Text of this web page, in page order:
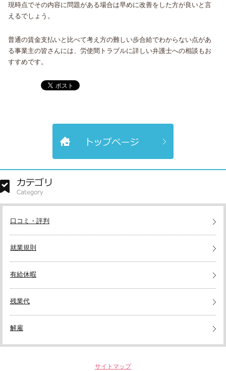
現時点でその内容に問題がある場合は早めに改善をした方が良いと言
えるでしょう。
普通の賃金支払いと比べて考え方の難しい歩合給でわからない点があ
る事業主の皆さんには、労使間トラブルに詳しい弁護士への相談もお
すすめです。
口コミ・評判
就業規則
有給休暇
残業代
解雇
サイトマップ